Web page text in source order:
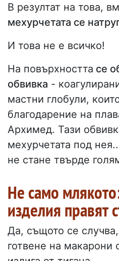
В резултат на това,
мехурчетата се
И това не е всичко!
На повърхността се
обвивка -
мастни глобули,
благодарение на
Архимед. Тази
мехурчетата под
не стане твърде
Не само
изделия правят
Да, същото се случва,
готвене на макарони